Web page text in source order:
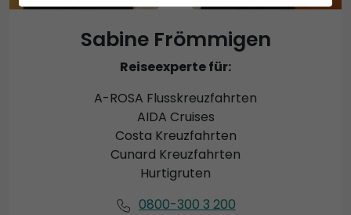
Sabine Frömmigen
Reiseexperte für:
A-ROSA Flusskreuzfahrten
AIDA Cruises
Costa Kreuzfahrten
Cunard Kreuzfahrten
Hurtigruten
0800-300 3 200